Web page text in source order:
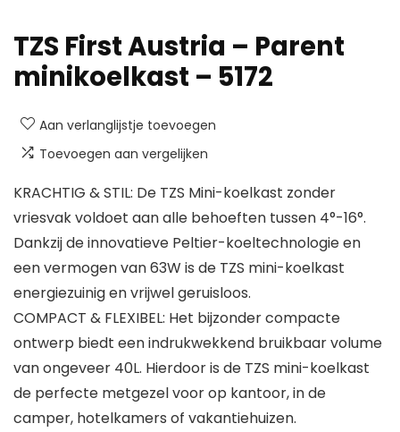
TZS First Austria – Parent
minikoelkast – 5172
Aan verlanglijstje toevoegen
Toevoegen aan vergelijken
KRACHTIG & STIL: De TZS Mini-koelkast zonder
vriesvak voldoet aan alle behoeften tussen 4°-16°.
Dankzij de innovatieve Peltier-koeltechnologie en
een vermogen van 63W is de TZS mini-koelkast
energiezuinig en vrijwel geruisloos.
COMPACT & FLEXIBEL: Het bijzonder compacte
ontwerp biedt een indrukwekkend bruikbaar volume
van ongeveer 40L. Hierdoor is de TZS mini-koelkast
de perfecte metgezel voor op kantoor, in de
camper, hotelkamers of vakantiehuizen.